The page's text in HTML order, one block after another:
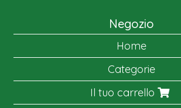
Negozio
Home
Categorie
Il tuo carrello